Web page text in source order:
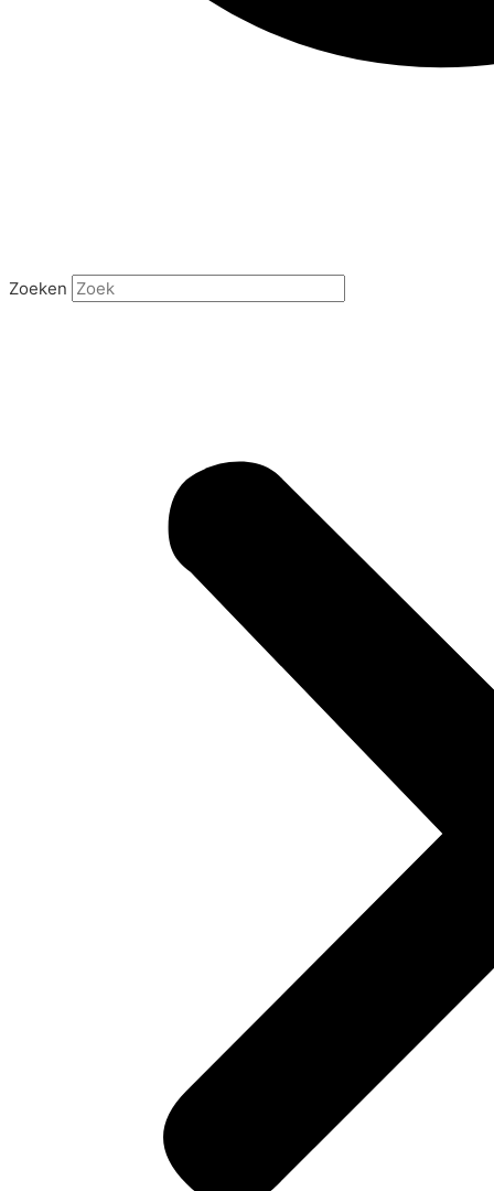
Zoeken